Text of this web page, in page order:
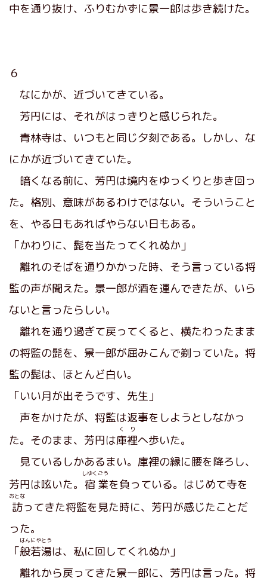
中を通り抜け、ふりむかずに景一郎は歩き続けた。
６
なにかが、近づいてきている。
芳円には、それがはっきりと感じられた。
青林寺は、いつもと同じ夕刻である。しかし、な
にかが近づいてきていた。
暗くなる前に、芳円は境内をゆっくりと歩き回っ
た。格別、意味があるわけではない。そういうこと
を、やる日もあればやらない日もある。
「かわりに、髭を当たってくれぬか」
離れのそばを通りかかった時、そう言っている将
監の声が聞えた。景一郎が酒を運んできたが、いら
ないと言ったらしい。
離れを通り過ぎて戻ってくると、横たわったまま
の将監の髭を、景一郎が屈みこんで剃っていた。将
監の髭は、ほとんど白い。
「いい月が出そうです、先生」
声をかけたが、将監は返事をしようとしなかっ
た。そのまま、芳円は庫裡
くり
へ歩いた。
見ているしかあるまい。庫裡の縁に腰を降ろし、
芳円は呟いた。 宿
しゆく
業
ごう
を負っている。はじめて寺を
訪
おとな
ってきた将監を見た時に、芳円が感じたことだ
った。
「般若湯
はんにやとう
は、私に回してくれぬか」
離れから戻ってきた景一郎に、芳円は言った。将